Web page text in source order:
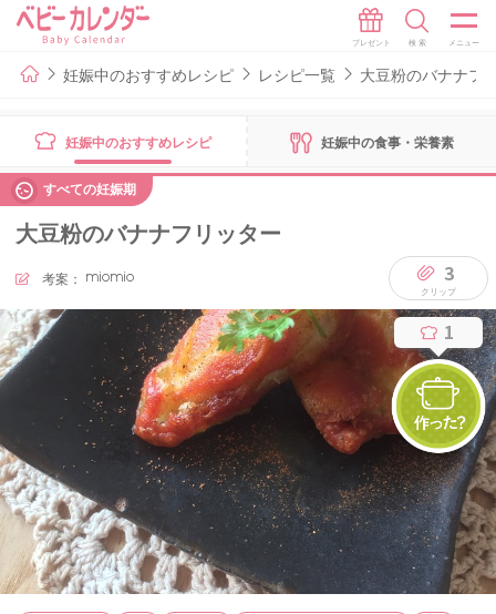
妊娠中のおすすめレシピ レシピ一覧 大豆粉のバナナフ
妊娠中のおすすめレシピ 妊娠中の食事・栄養素
すべての妊娠期
大豆粉のバナナフリッター
考案： miomio 3
1